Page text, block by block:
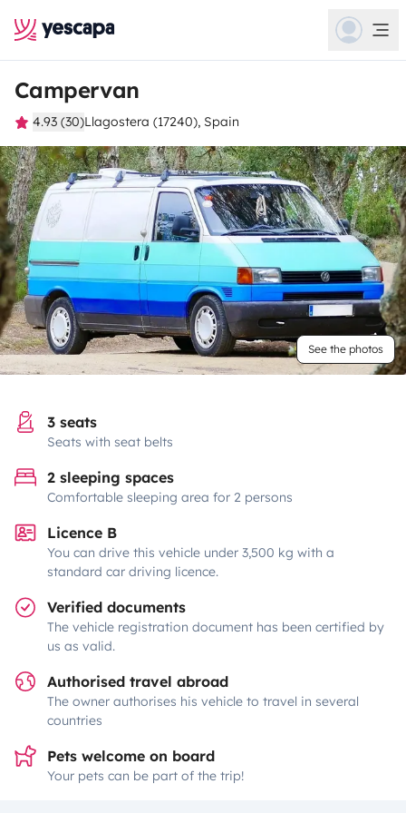
Campervan
4.93 (30)Llagostera (17240), Spain
See the photos
3 seats
Seats with seat belts
2 sleeping spaces
Comfortable sleeping area for 2 persons
Licence B
You can drive this vehicle under 3,500 kg with a
standard car driving licence.
Verified documents
The vehicle registration document has been certified by
us as valid.
Authorised travel abroad
The owner authorises his vehicle to travel in several
countries
Pets welcome on board
Your pets can be part of the trip!